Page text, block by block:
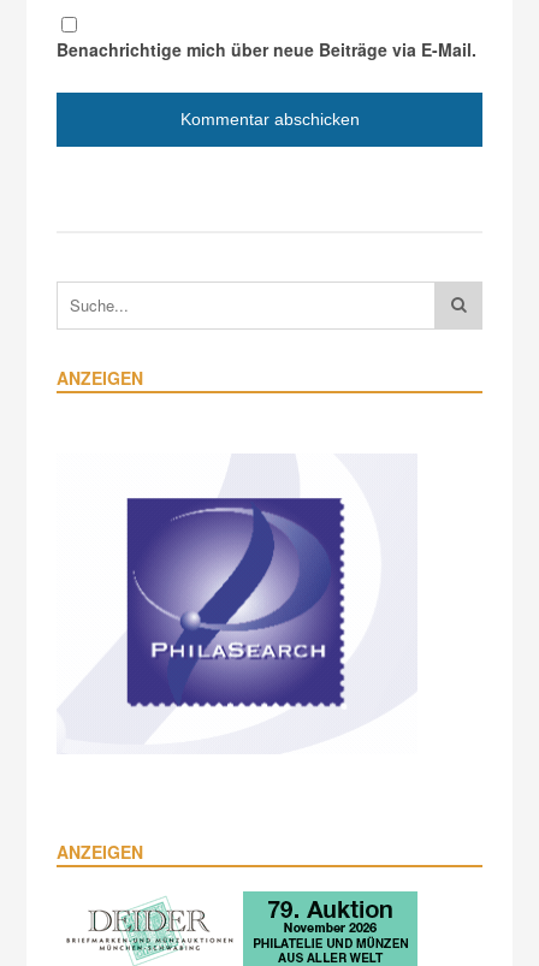
Benachrichtige mich über neue Beiträge via E-Mail.
ANZEIGEN
ANZEIGEN